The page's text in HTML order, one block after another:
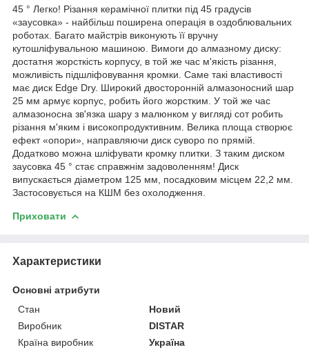
45 ° Легко! Різання керамічної плитки під 45 градусів
«заусовка» - найбільш поширена операція в оздоблювальних
роботах. Багато майстрів виконують її вручну
кутошліфувальною машиною. Вимоги до алмазному диску:
достатня жорсткість корпусу, в той же час м'якість різання,
можливість підшліфовування кромки. Саме такі властивості
має диск Edge Dry. Широкий двосторонній алмазоносний шар
25 мм армує корпус, робить його жорстким. У той же час
алмазоносна зв'язка шару з малюнком у вигляді сот робить
різання м'яким і високопродуктивним. Велика площа створює
ефект «опори», направляючи диск суворо по прямій.
Додатково можна шліфувати кромку плитки. З таким диском
заусовка 45 ° стає справжнім задоволенням! Диск
випускається діаметром 125 мм, посадковим місцем 22,2 мм.
Застосовується на КШМ без охолодження.
Приховати
Характеристики
Основні атрибути
Стан
Новий
Виробник
DISTAR
Країна виробник
Україна